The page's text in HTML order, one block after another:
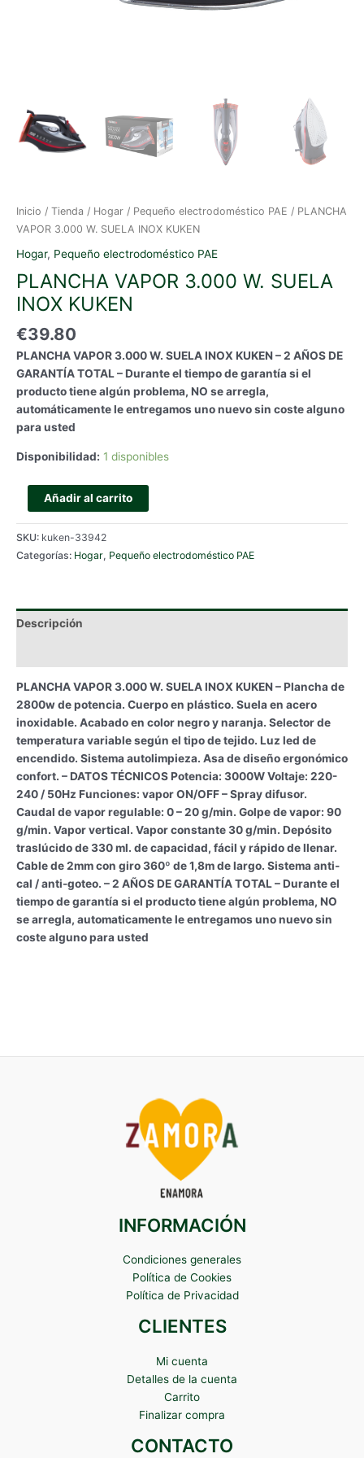
Inicio / Tienda / Hogar / Pequeño electrodoméstico PAE / PLANCHA
VAPOR 3.000 W. SUELA INOX KUKEN
Hogar, Pequeño electrodoméstico PAE
PLANCHA VAPOR 3.000 W. SUELA
INOX KUKEN
€39.80
PLANCHA VAPOR 3.000 W. SUELA INOX KUKEN – 2 AÑOS DE
GARANTÍA TOTAL – Durante el tiempo de garantía si el
producto tiene algún problema, NO se arregla,
automáticamente le entregamos uno nuevo sin coste alguno
para usted
Disponibilidad: 1 disponibles
PLANCHA
VAPOR
SUELA
cantidad
Añadir al carrito
SKU: kuken-33942
Categorías: Hogar, Pequeño electrodoméstico PAE
Descripción
PLANCHA VAPOR 3.000 W. SUELA INOX KUKEN – Plancha de
2800w de potencia. Cuerpo en plástico. Suela en acero
inoxidable. Acabado en color negro y naranja. Selector de
temperatura variable según el tipo de tejido. Luz led de
encendido. Sistema autolimpieza. Asa de diseño ergonómico
confort. – DATOS TÉCNICOS Potencia: 3000W Voltaje: 220-
240 / 50Hz Funciones: vapor ON/OFF – Spray difusor.
Caudal de vapor regulable: 0 – 20 g/min. Golpe de vapor: 90
g/min. Vapor vertical. Vapor constante 30 g/min. Depósito
traslúcido de 330 ml. de capacidad, fácil y rápido de llenar.
Cable de 2mm con giro 360º de 1,8m de largo. Sistema anti-
cal / anti-goteo. – 2 AÑOS DE GARANTÍA TOTAL – Durante el
tiempo de garantía si el producto tiene algún problema, NO
se arregla, automaticamente le entregamos uno nuevo sin
coste alguno para usted
INFORMACIÓN
Condiciones generales
Política de Cookies
Política de Privacidad
CLIENTES
Mi cuenta
Detalles de la cuenta
Carrito
Finalizar compra
CONTACTO